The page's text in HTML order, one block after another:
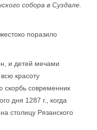
собора в Суздале.
поразило
и детей мечами
красоту
скорбь современник
дня 1287 г., когда
столицу Рязанского